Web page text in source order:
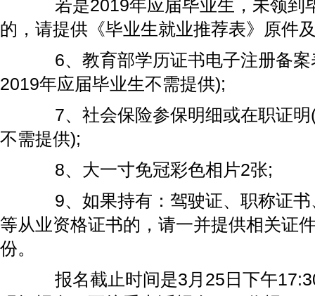
若是2019年应届毕业生，未领到
的，请提供《毕业生就业推荐表》原件
6、教育部学历证书电子注册备案
2019年应届毕业生不需提供);
7、社会保险参保明细或在职证明
不需提供);
8、大一寸免冠彩色相片2张;
9、如果持有：驾驶证、职称证书
等从业资格证书的，请一并提供相关证
份。
报名截止时间是3月25日下午